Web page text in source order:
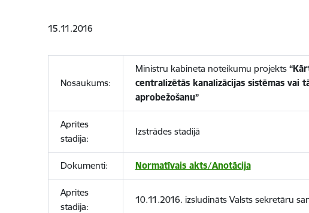
15.11.2016
Nosaukums:
Ministru kabineta noteikumu projekts
centralizētās kanalizācijas sistēmas vai
aprobežošanu”
Aprites
stadija:
Izstrādes stadijā
Dokumenti: Normatīvais akts/Anotācija
Aprites
stadija:
10.11.2016. izsludināts Valsts sekretāru